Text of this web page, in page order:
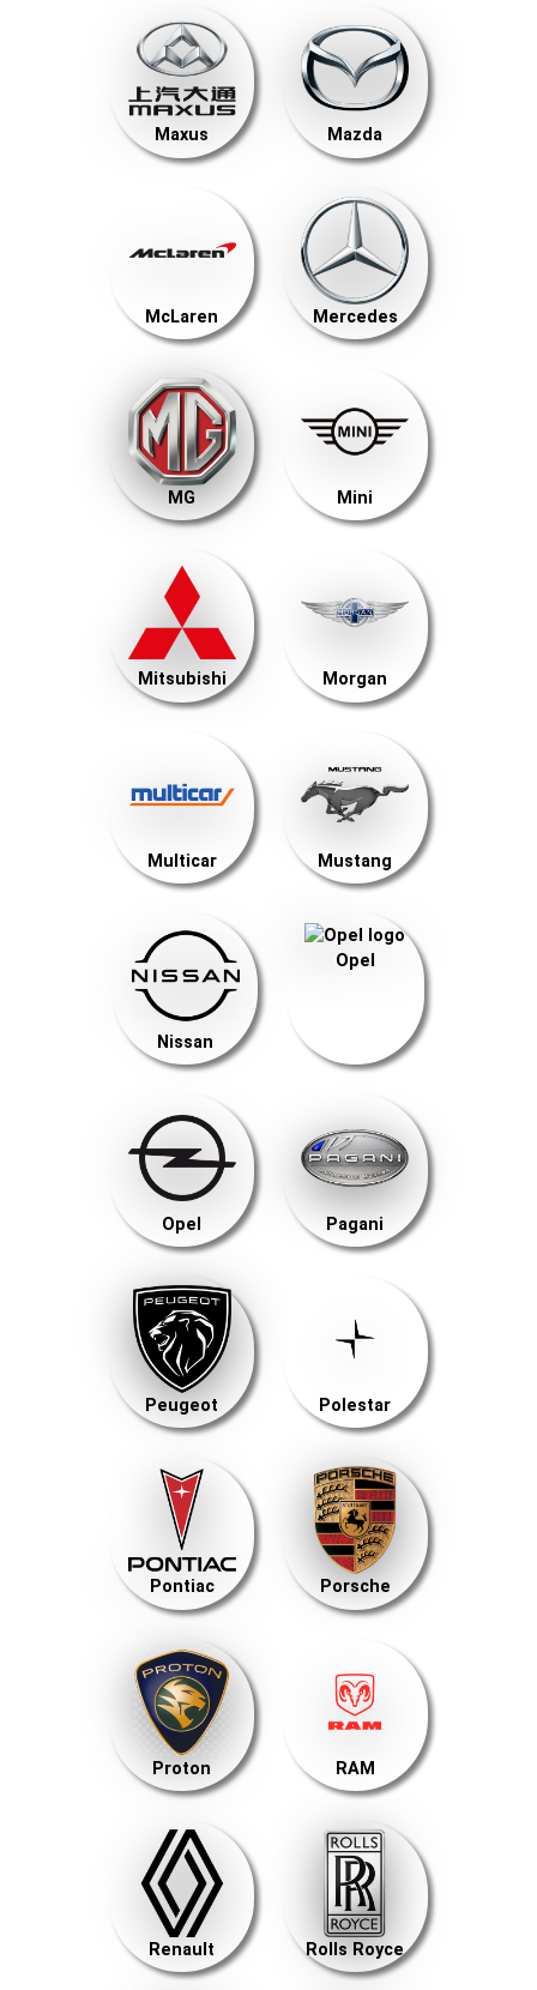
Maxus Mazda
McLaren Mercedes
MG Mini
Mitsubishi Morgan
Multicar Mustang
Nissan
Opel
Opel Pagani
Peugeot Polestar
Pontiac Porsche
Proton RAM
Renault Rolls Royce